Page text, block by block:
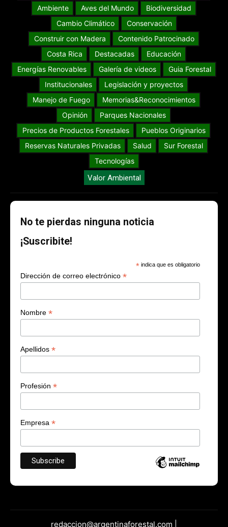
Ambiente
Aves del Mundo
Biodiversidad
Cambio Climático
Conservación
Construir con Madera
Contenido Patrocinado
Costa Rica
Destacadas
Educación
Energías Renovables
Galería de videos
Guia Forestal
Institucionales
Legislación y proyectos
Manejo de Fuego
Memorias&Reconocimientos
Opinión
Parques Nacionales
Precios de Productos Forestales
Pueblos Originarios
Reservas Naturales Privadas
Salud
Sur Forestal
Tecnologías
Valor Ambiental
No te pierdas ninguna noticia
¡Suscribite!
* indica que es obligatorio
Dirección de correo electrónico *
Nombre *
Apellidos *
Profesión *
Empresa *
redaccion@argentinaforestal.com |